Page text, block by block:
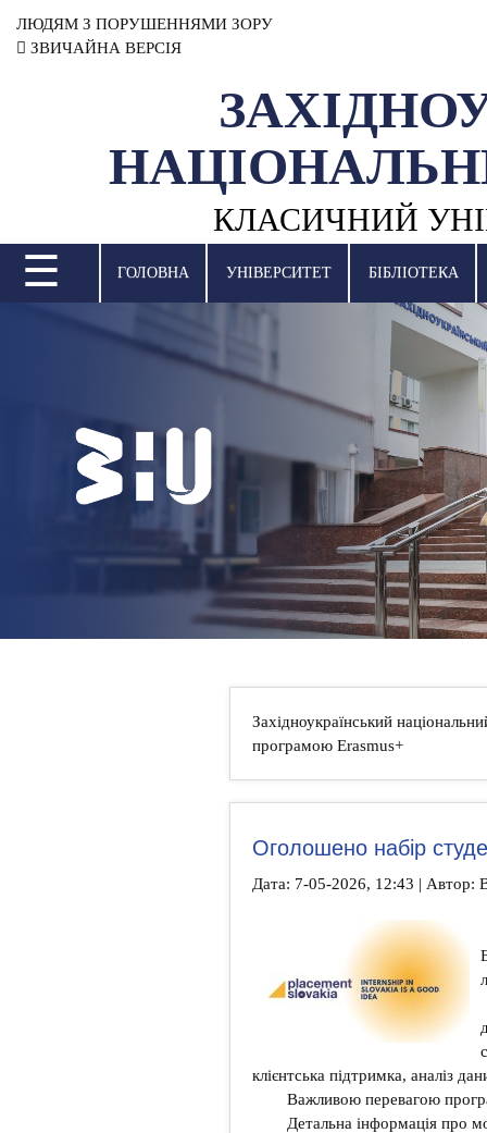
ЛЮДЯМ З ПОРУШЕННЯМИ ЗОРУ
ЗВИЧАЙНА ВЕРСІЯ
КЛАСИЧНИЙ
НАУКОВА ДІЯЛЬНІСТЬ
МІЖНАРОДНА ДІЯЛЬНІСТЬ
ВСТУПНА КАМПАНІЯ
БІБЛІОТЕКА
НОВИНИ
☰ ГОЛОВНА УНІВЕРСИТЕТ БІБЛІОТЕКА
Західноукраїнський
програмою Erasmus+
Оголошено набір
Дата: 7-05-2026, 12:43 | Автор:
клієнтська підтримка, аналіз
Важливою перевагою
Детальна інформація про